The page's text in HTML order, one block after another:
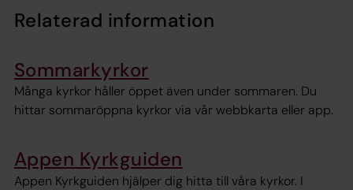
Relaterad information
Sommarkyrkor
Många kyrkor håller öppet även under sommaren. Du
hittar sommaröppna kyrkor via vår webbkarta eller app.
Appen Kyrkguiden
Appen Kyrkguiden hjälper dig hitta till våra kyrkor. I